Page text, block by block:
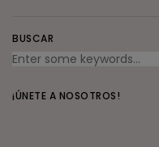
BUSCAR
¡ÚNETE A NOSOTROS!